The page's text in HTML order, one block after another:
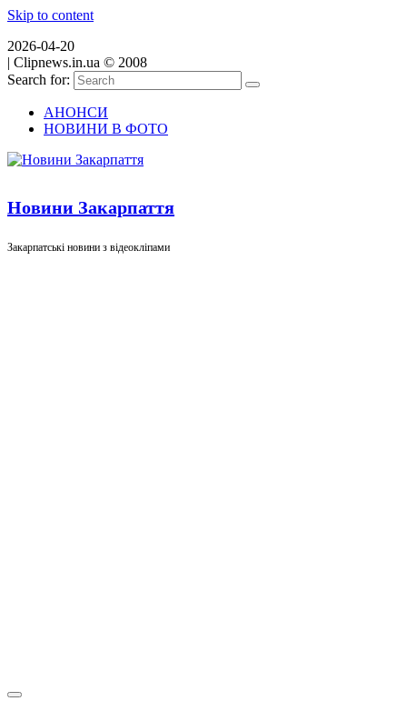
Skip to content
2026-04-20
| Clipnews.in.ua © 2008
Search for:
АНОНСИ
НОВИНИ В ФОТО
Новини Закарпаття
Закарпатські новини з відеокліпами